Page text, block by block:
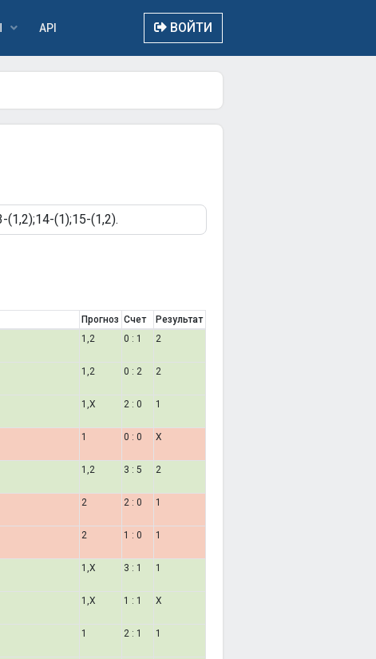
API ВОЙТИ
Прогноз Счет
Результат
1,2 0 : 1 2
1,2 0 : 2 2
1,X 2 : 0 1
1 0 : 0 X
1,2 3 : 5 2
2 2 : 0 1
2 1 : 0 1
1,X 3 : 1 1
1,X 1 : 1 X
1 2 : 1 1